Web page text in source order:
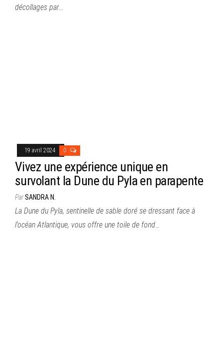
décollages par…
19 avril 2024 0
Vivez une expérience unique en
survolant la Dune du Pyla en parapente
ParSANDRA N.
La Dune du Pyla, sentinelle de sable doré se dressant face à
l’océan Atlantique, vous offre une toile de fond…